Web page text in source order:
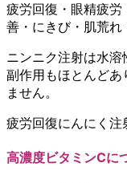
疲労回復・眼精疲
善・にきび・肌荒
ニンニク注射は水溶
副作用もほとんどあ
ません。
疲労回復にんにく注
高濃度ビタミンCに